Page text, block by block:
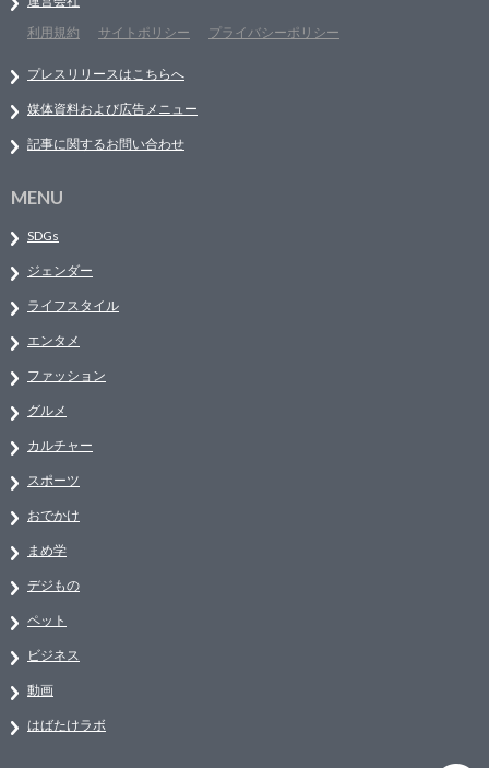
利用規約
サイトポリシー プライバシーポリシー
プレスリリースはこちらへ
媒体資料および広告メニュー
記事に関するお問い合わせ
MENU
SDGs
ジェンダー
ライフスタイル
エンタメ
ファッション
グルメ
カルチャー
スポーツ
おでかけ
まめ学
デジもの
ペット
ビジネス
動画
はばたけラボ